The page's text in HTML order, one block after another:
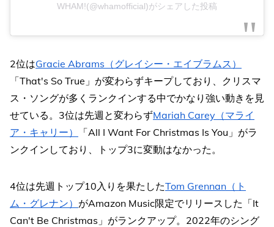
WHAM!(@whamofficial)がシェアした投稿
2位はGracie Abrams（グレイシー・エイブラムス）
「That's So True」が変わらずキープしており、クリスマ
ス・ソングが多くランクインする中でかなり強い動きを見
せている。3位は先週と変わらずMariah Carey（マライ
ア・キャリー）
「All I Want For Christmas Is You」がラ
ンクインしており、トップ3に変動はなかった。
4位は先週トップ10入りを果たしたTom Grennan（ト
ム・グレナン） がAmazon Music限定でリリースした「It
Can't Be Christmas」がランクアップ。2022年のシング